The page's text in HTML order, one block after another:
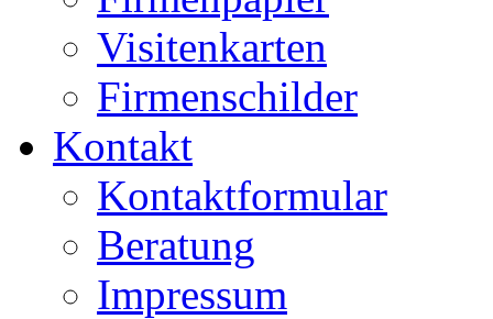
Visitenkarten
Firmenschilder
Kontakt
Kontaktformular
Beratung
Impressum